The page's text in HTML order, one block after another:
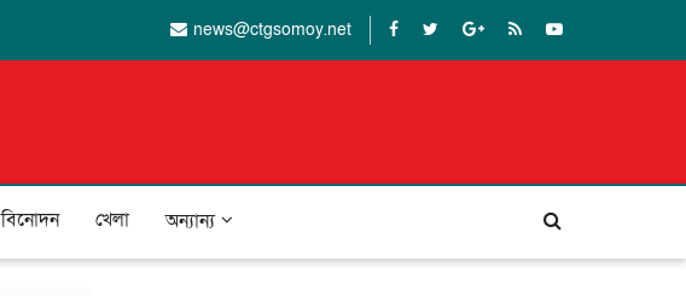
news@ctgsomoy.net
বিনোদন খেলা অন্যান্য